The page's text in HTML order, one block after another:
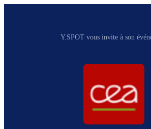
Y.SPOT vous invite à son